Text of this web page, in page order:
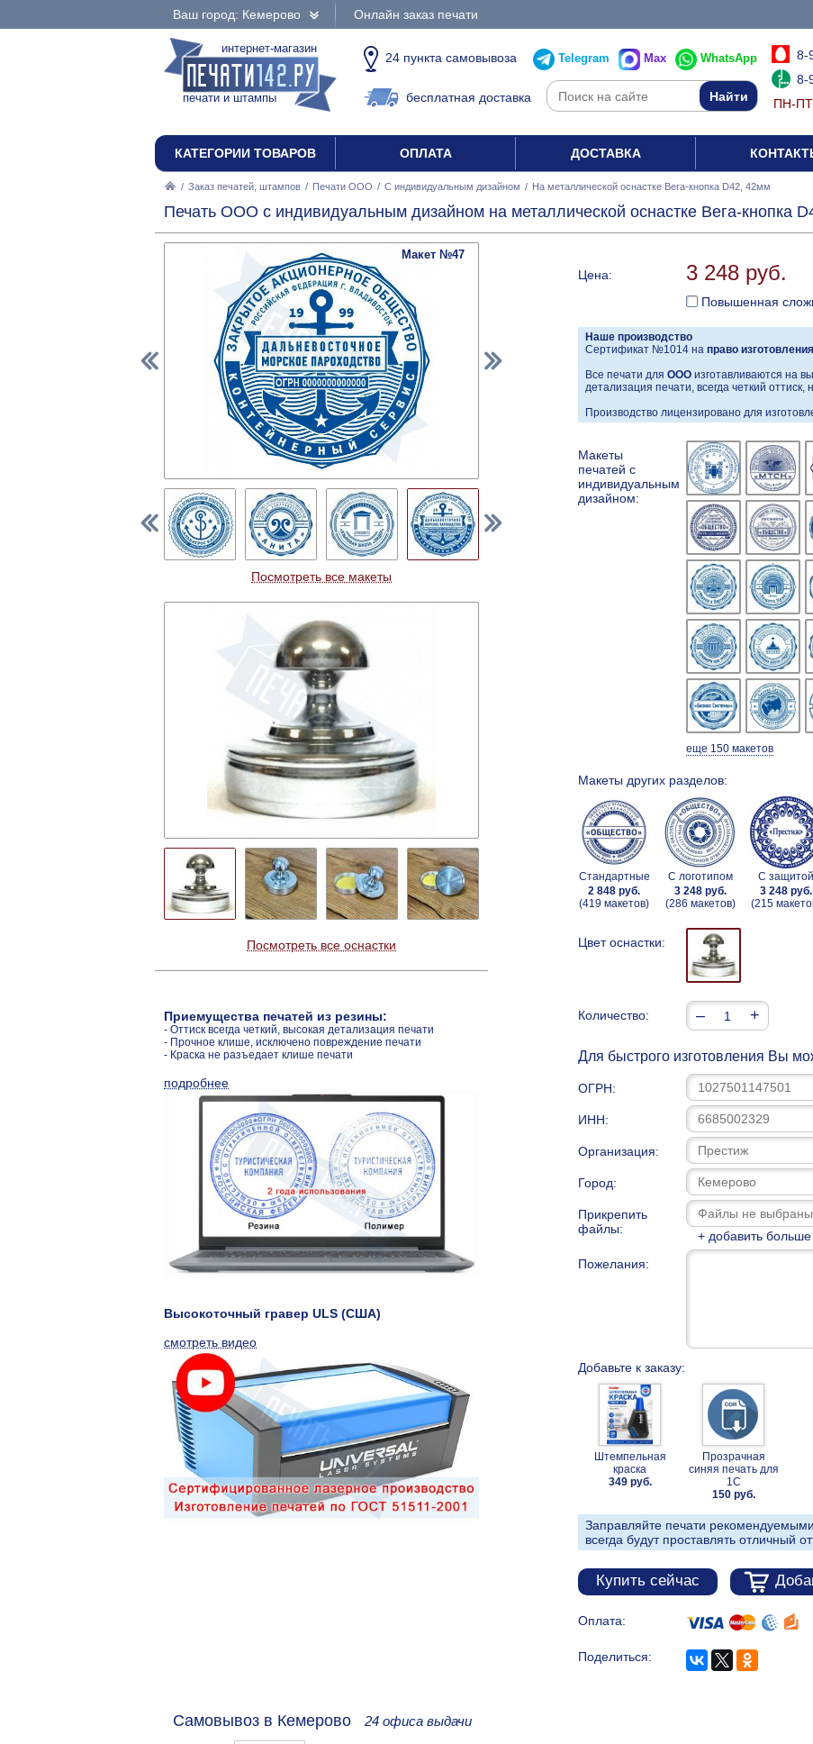
Ваш город: Кемерово Онлайн заказ печати
интернет-магазин
печати и штампы
24 пункта самовывоза
бесплатная доставка
Telegram Max WhatsApp
8-
8-
ПН-ПТ
КАТЕГОРИИ ТОВАРОВ ОПЛАТА ДОСТАВКА
/ Заказ печатей, штампов / Печати ООО / С индивидуальным дизайном / На металлической оснастке Вега-кнопка D42, 42мм
Печать ООО с индивидуальным дизайном на металлической оснастке Вега-кнопка
Цена: 3 248 руб.
Повышенная
Наше производство
Сертификат №1014 на право изготовления
Все печати для ООО изготавливаются на
детализация печати, всегда четкий
Производство лицензировано для
Макеты
печатей с
индивидуальным
дизайном:
еще 150 макетов
Макеты других разделов:
Стандартные
2 848 руб.
(419 макетов)
С логотипом
3 248 руб.
(286 макетов)
С защитой
3 248 руб.
(215
Цвет оснастки:
Количество: – +
Для быстрого изготовления Вы
ОГРН:
ИНН:
Организация:
Город:
Прикрепить
файлы:
+ добавить
Пожелания:
Добавьте к заказу:
Штемпельная
краска
349 руб.
Прозрачная
синяя печать для
1С
150 руб.
Заправляйте печати
всегда будут проставлять отличный
Купить сейчас
Оплата:
Поделиться:
Макет №47
Посмотреть все макеты
Посмотреть все оснастки
Приемущества печатей из резины:
- Оттиск всегда четкий, высокая детализация печати
- Прочное клише, исключено повреждение печати
- Краска не разъедает клише печати
подробнее
Высокоточный гравер ULS (США)
смотреть видео
Самовывоз в Кемерово 24 офиса выдачи